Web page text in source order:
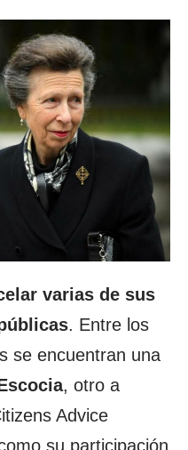
varias de sus
. Entre los
se encuentran una
, otro a
Advice
su participación